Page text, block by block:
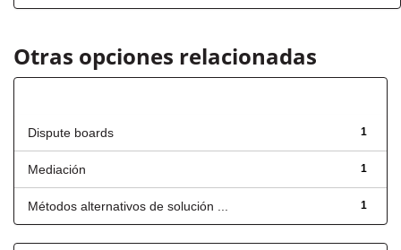
Otras opciones relacionadas
1
Dispute boards
1
Mediación
1
Métodos alternativos de solución ...